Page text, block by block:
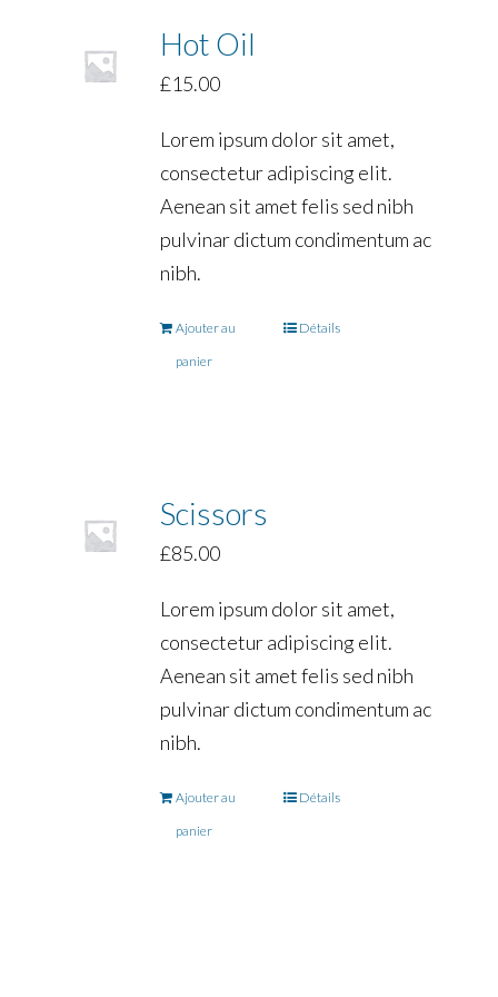
Hot Oil
£15.00
Lorem ipsum dolor sit amet,
consectetur adipiscing elit.
Aenean sit amet felis sed nibh
pulvinar dictum condimentum ac
nibh.
Ajouter au
panier
Détails
Scissors
£85.00
Lorem ipsum dolor sit amet,
consectetur adipiscing elit.
Aenean sit amet felis sed nibh
pulvinar dictum condimentum ac
nibh.
Ajouter au
panier
Détails